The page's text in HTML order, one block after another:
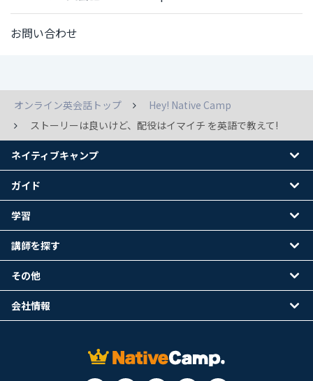
お問い合わせ
オンライン英会話トップ
Hey! Native Camp
ストーリーは良いけど、配役はイマイチ を英語で教えて!
ネイティブキャンプ
ガイド
学習
講師を探す
その他
会社情報